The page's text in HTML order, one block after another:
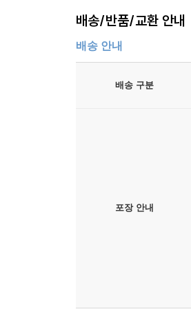
얻는 보상이 크다. ② 그
자체의 속성상, 각 영역
의 분석을 통해 실제로
다.”--- pp.378-379 「
“저소득층이 고소득층
것은 저소득층에게 더
확실성은 투표로부터
더 낮을 것이다.
기권하는 시민은 투표
층은 더 많이 갖는 경향
게 불리한 방식으로 편
--- p.404 「14장｜왜 저소
배송/반품/교환 안내
배송 안내
배송 구분
포장 안내